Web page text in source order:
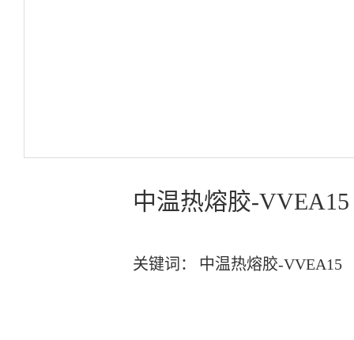
中温热熔胶-VVEA15
关键词： 中温热熔胶-VVEA15